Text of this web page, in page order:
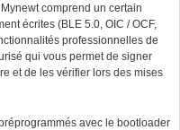
comprend un certain
écrites (BLE 5.0, OIC / OCF,
professionnelles de
qui vous permet de signer
et de les vérifier lors des mises
avec le bootloader